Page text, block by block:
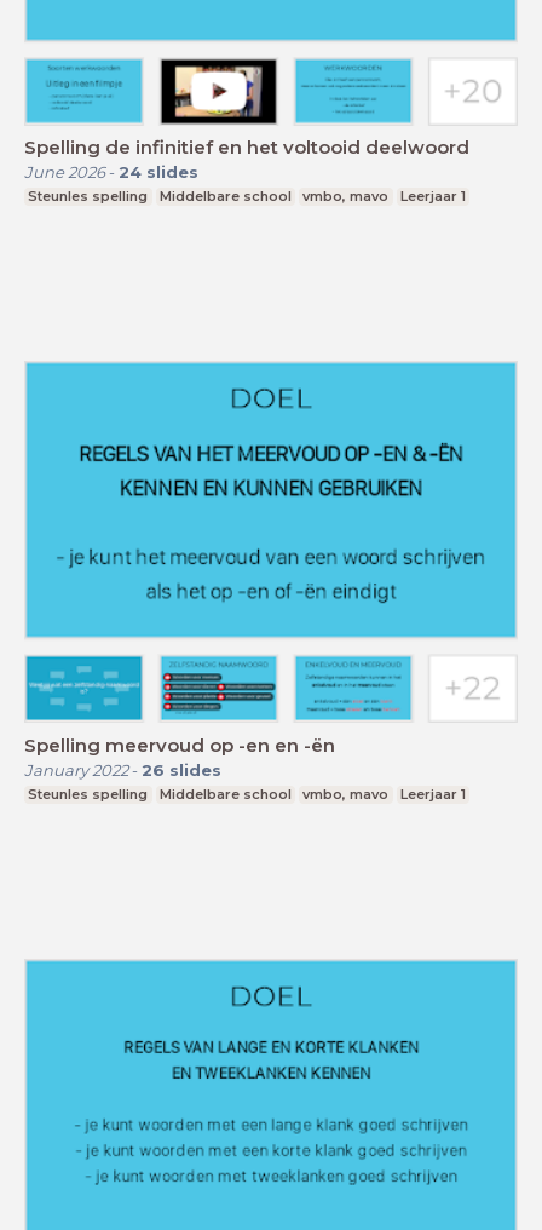
Spelling de infinitief en het voltooid deelwoord
June 2026- 24 slides
Steunles spelling Middelbare school vmbo, mavo Leerjaar 1
Spelling meervoud op -en en -ën
January 2022- 26 slides
Steunles spelling Middelbare school vmbo, mavo Leerjaar 1